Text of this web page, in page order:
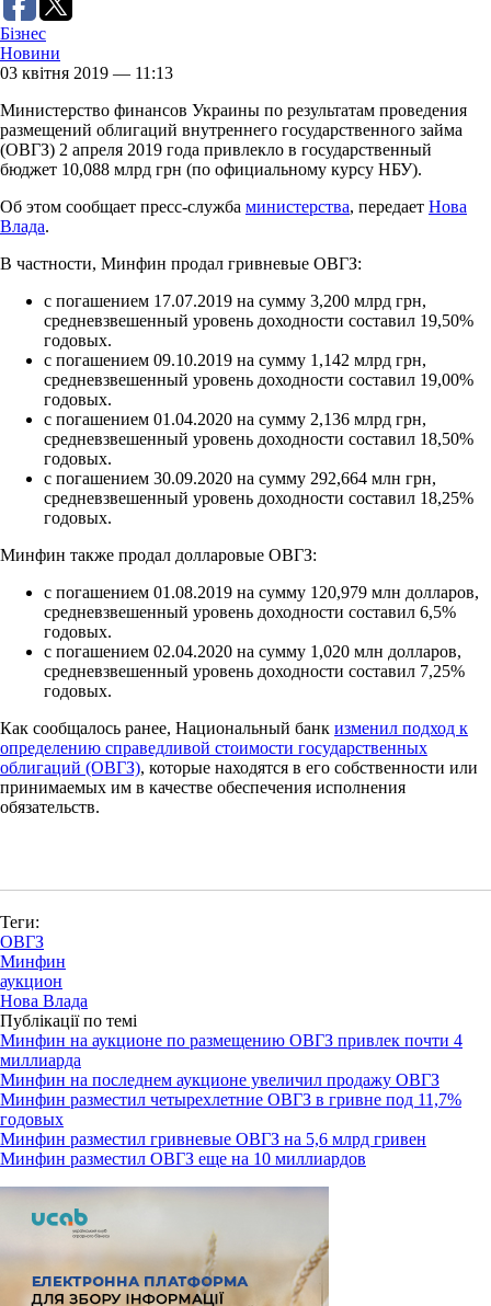
Бізнес
Новини
03 квітня 2019 — 11:13
Министерство финансов Украины по результатам проведения
размещений облигаций внутреннего государственного займа
(ОВГЗ) 2 апреля 2019 года привлекло в государственный
бюджет 10,088 млрд грн (по официальному курсу НБУ).
Об этом сообщает пресс-служба министерства, передает Нова
Влада.
В частности, Минфин продал гривневые ОВГЗ:
с погашением 17.07.2019 на сумму 3,200 млрд грн,
средневзвешенный уровень доходности составил 19,50%
годовых.
с погашением 09.10.2019 на сумму 1,142 млрд грн,
средневзвешенный уровень доходности составил 19,00%
годовых.
с погашением 01.04.2020 на сумму 2,136 млрд грн,
средневзвешенный уровень доходности составил 18,50%
годовых.
с погашением 30.09.2020 на сумму 292,664 млн грн,
средневзвешенный уровень доходности составил 18,25%
годовых.
Минфин также продал долларовые ОВГЗ:
с погашением 01.08.2019 на сумму 120,979 млн долларов,
средневзвешенный уровень доходности составил 6,5%
годовых.
с погашением 02.04.2020 на сумму 1,020 млн долларов,
средневзвешенный уровень доходности составил 7,25%
годовых.
Как сообщалось ранее, Национальный банк изменил подход к
определению справедливой стоимости государственных
облигаций (ОВГЗ), которые находятся в его собственности или
принимаемых им в качестве обеспечения исполнения
обязательств.
Теги:
ОВГЗ
Минфин
аукцион
Нова Влада
Публікації по темі
Минфин на аукционе по размещению ОВГЗ привлек почти 4
миллиарда
Минфин на последнем аукционе увеличил продажу ОВГЗ
Минфин разместил четырехлетние ОВГЗ в гривне под 11,7%
годовых
Минфин разместил гривневые ОВГЗ на 5,6 млрд гривен
Минфин разместил ОВГЗ еще на 10 миллиардов